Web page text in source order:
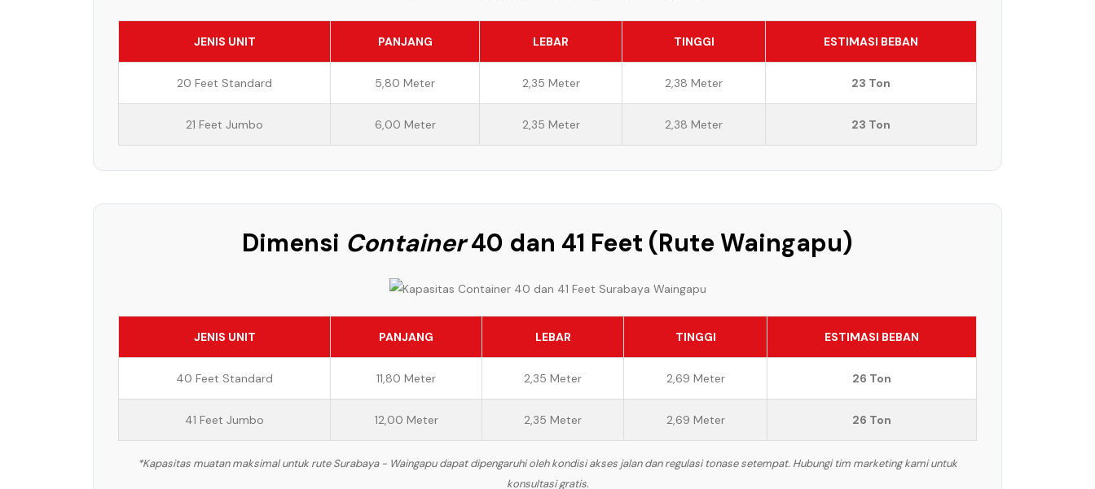
JENIS UNIT PANJANG LEBAR TINGGI ESTIMASI BEBAN
20 Feet Standard 5,80 Meter 2,35 Meter 2,38 Meter 23 Ton
21 Feet Jumbo 6,00 Meter 2,35 Meter 2,38 Meter 23 Ton
Dimensi Container40 dan 41 Feet (Rute Waingapu)
JENIS UNIT PANJANG LEBAR TINGGI ESTIMASI BEBAN
40 Feet Standard 11,80 Meter 2,35 Meter 2,69 Meter 26 Ton
41 Feet Jumbo 12,00 Meter 2,35 Meter 2,69 Meter 26 Ton
*Kapasitas muatan maksimal untuk rute Surabaya - Waingapu dapat dipengaruhi oleh kondisi akses jalan dan regulasi tonase setempat. Hubungi tim marketing kami untuk
konsultasi gratis.